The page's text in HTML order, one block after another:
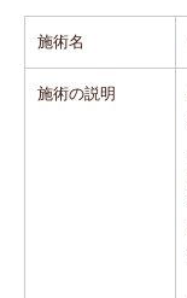
施術名
施術の説明